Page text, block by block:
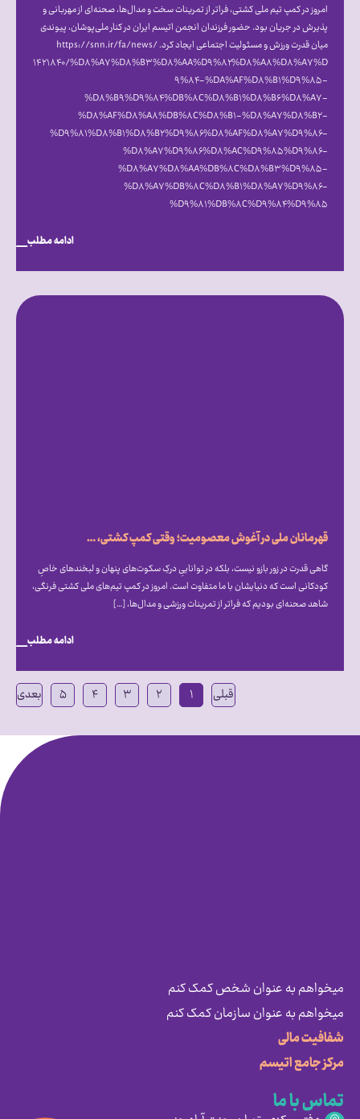
امروز در کمپ تیم ملی کشتی، فراتر از تمرینات سخت و مدال‌ها، صحنه‌ای از مهربانی و
پذیرش در جریان بود. حضور فرزندان انجمن اتیسم ایران در کنار ملی‌پوشان، پیوندی
میان قدرت ورزش و مسئولیت اجتماعی ایجاد کرد. https://snn.ir/fa/news/
۱۴۲۱۸۴۰/%D۸%A۷%D۸%B۳%D۸%AA%D۹%۸۲%D۸%A۸%D۸%A۷%D
۹%۸۴-%DA%AF%D۸%B۱%D۹%۸۵-
%D۸%B۹%D۹%۸۴%DB%۸C%D۸%B۱%D۸%B۶%D۸%A۷-
%D۸%AF%D۸%A۸%DB%۸C%D۸%B۱-%D۸%A۷%D۸%B۲-
%D۹%۸۱%D۸%B۱%D۸%B۲%D۹%۸۶%D۸%AF%D۸%A۷%D۹%۸۶-
%D۸%A۷%D۹%۸۶%D۸%AC%D۹%۸۵%D۹%۸۶-
%D۸%A۷%D۸%AA%DB%۸C%D۸%B۳%D۹%۸۵-
%D۸%A۷%DB%۸C%D۸%B۱%D۸%A۷%D۹%۸۶-
%D۹%۸۱%DB%۸C%D۹%۸۴%D۹%۸۵
ادامه مطلب
قهرمانان ملی در آغوش معصومیت؛ وقتی کمپ کشتی، میزبان دنیای متفاوت اتیسم شد
گاهی قدرت در زور بازو نیست، بلکه در تواناییِ درکِ سکوت‌های پنهان و لبخندهای خاصِ
کودکانی است که دنیایشان با ما متفاوت است. امروز در کمپ تیم‌های ملی کشتی فرنگی،
شاهد صحنه‌ای بودیم که فراتر از تمرینات ورزشی و مدال‌ها، […]
ادامه مطلب
قبلی ۱ ۲ ۳ ۴ ۵ بعدی
میخواهم به عنوان شخص کمک کنم
میخواهم به عنوان سازمان کمک کنم
شفافیت مالی
مرکز جامع اتیسم
تماس با ما